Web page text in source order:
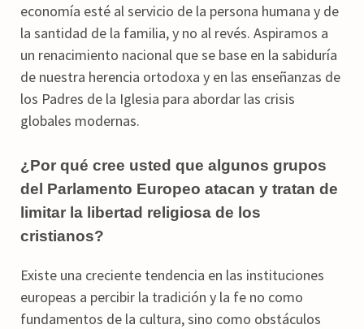
economía esté al servicio de la persona humana y de
la santidad de la familia, y no al revés. Aspiramos a
un renacimiento nacional que se base en la sabiduría
de nuestra herencia ortodoxa y en las enseñanzas de
los Padres de la Iglesia para abordar las crisis
globales modernas.
¿Por qué cree usted que algunos grupos
del Parlamento Europeo atacan y tratan de
limitar la libertad religiosa de los
cristianos?
Existe una creciente tendencia en las instituciones
europeas a percibir la tradición y la fe no como
fundamentos de la cultura, sino como obstáculos